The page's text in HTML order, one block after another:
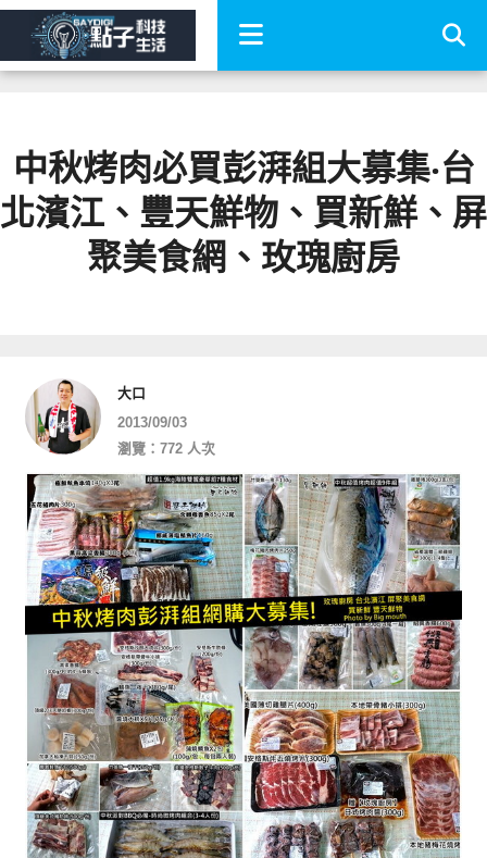
中秋烤肉必買彭湃組大募集‧台
北濱江、豐天鮮物、買新鮮、屏
聚美食網、玫瑰廚房
大口
2013/09/03
瀏覽：772 人次